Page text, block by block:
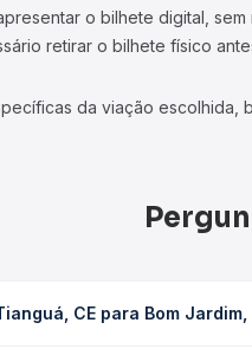
o bilhete digital,
retirar o bilhete físico
da viação escolhida,
CE para Bom Jardim,